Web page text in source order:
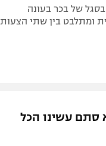
בסגל של בכר בעונה
ומתלבט בין שתי הצעות
סתם עשינו הכל